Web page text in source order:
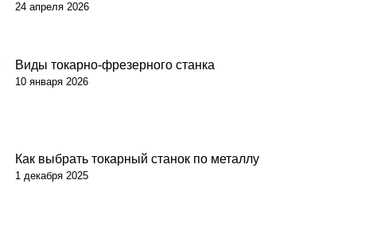
24 апреля 2026
Советы
Виды токарно-фрезерного станка
10 января 2026
Советы
Как выбрать токарный станок по металлу
1 декабря 2025